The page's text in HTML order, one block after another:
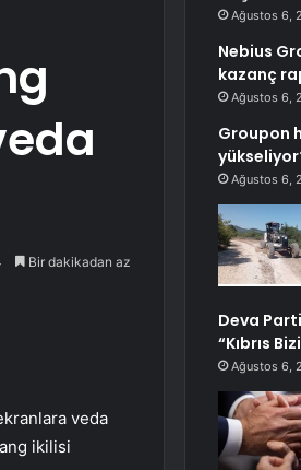
Bir dakikadan az
veda
ikilisi
Ağustos 6,
Nebius
kazanç
Ağustos 6,
Groupon
Ağustos 6,
Deva
“Kıbrıs
Ağustos 6,